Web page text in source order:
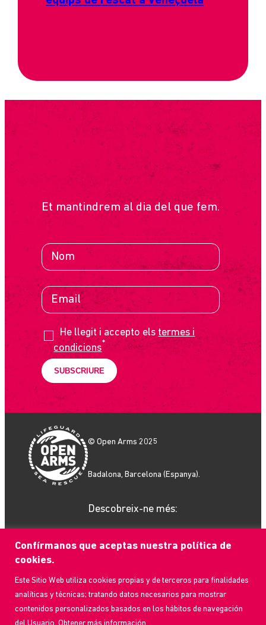
Confírmanos que aceptas nuestra política de
cookies.
Este Sitio Web utiliza cookies propias y de terceros para finalidades
analíticas y técnicas; tratando datos necesarios para mostrar
contenidos personalizados basados en los hábitos de navegación
del Usuario. Obtener más información.
SUBSCRIU-TE
Et mantindrem al dia del que fem.
He llegit i accepto els termes i
condicions*
© Open Arms 2025
Badalona, Barcelona (Espanya).
Descobreix-ne més:
Què fem
Com ajudar
Qui som